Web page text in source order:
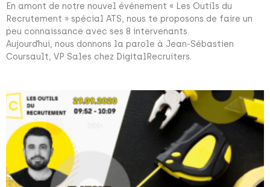
En amont de notre nouvel événement « Les Outils du
Recrutement » spécial ATS, nous te proposons de faire un
peu connaissance avec ses 8 intervenants.
Aujourd’hui, nous donnons la parole à Jean-Sébastien
Coursault, VP Sales chez DigitalRecruiters.